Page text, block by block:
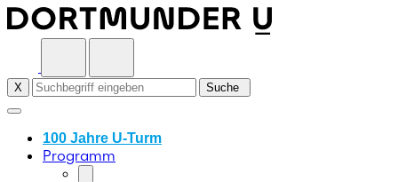
Skip
to
X Suche
100 Jahre U-Turm
Programm